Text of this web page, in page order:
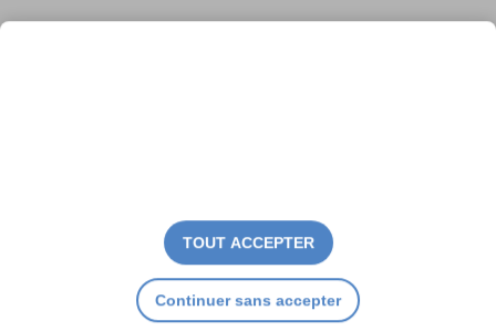
TOUT ACCEPTER
Continuer sans accepter